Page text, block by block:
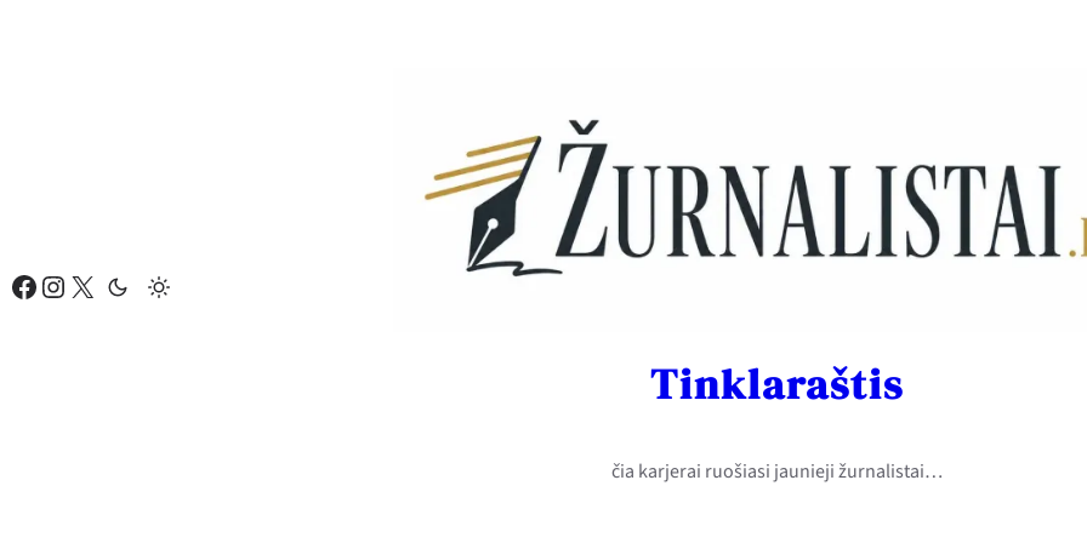
Facebook Instagram X
Tinklaraštis
čia karjerai ruošiasi jaunieji žurnalistai…